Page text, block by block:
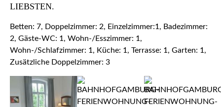
IEBSTEN.
Betten: 7, Doppelzimmer: 2, Einzelzimmer:1, Badezimmer:
2, Gäste-WC: 1, Wohn-/Esszimmer: 1,
Wohn-/Schlafzimmer: 1, Küche: 1, Terrasse: 1, Garten: 1,
Zusätzliche Doppelzimmer: 3